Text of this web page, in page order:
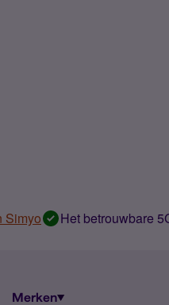
Simyo Het betrouwbare
Merken